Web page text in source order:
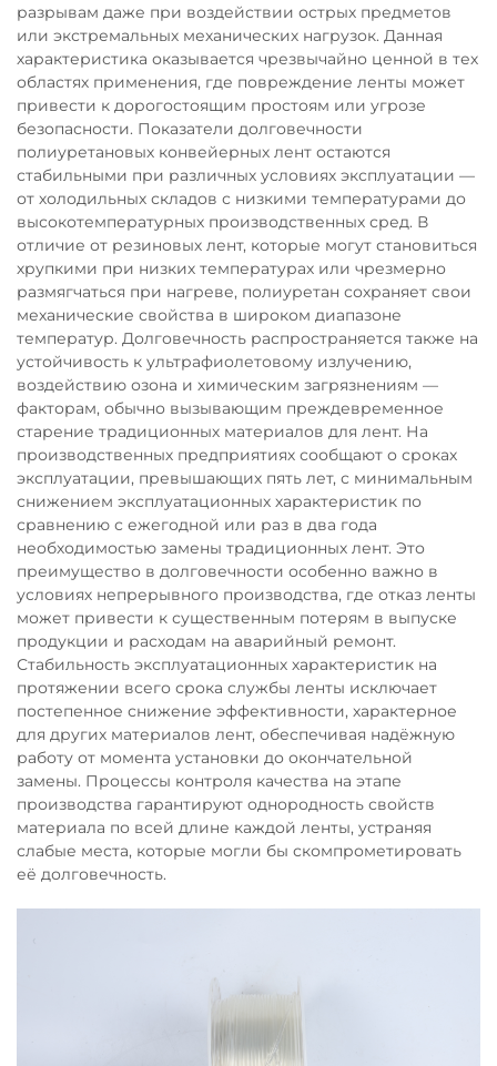
разрывам даже при воздействии острых предметов
или экстремальных механических нагрузок. Данная
характеристика оказывается чрезвычайно ценной в тех
областях применения, где повреждение ленты может
привести к дорогостоящим простоям или угрозе
безопасности. Показатели долговечности
полиуретановых конвейерных лент остаются
стабильными при различных условиях эксплуатации —
от холодильных складов с низкими температурами до
высокотемпературных производственных сред. В
отличие от резиновых лент, которые могут становиться
хрупкими при низких температурах или чрезмерно
размягчаться при нагреве, полиуретан сохраняет свои
механические свойства в широком диапазоне
температур. Долговечность распространяется также на
устойчивость к ультрафиолетовому излучению,
воздействию озона и химическим загрязнениям —
факторам, обычно вызывающим преждевременное
старение традиционных материалов для лент. На
производственных предприятиях сообщают о сроках
эксплуатации, превышающих пять лет, с минимальным
снижением эксплуатационных характеристик по
сравнению с ежегодной или раз в два года
необходимостью замены традиционных лент. Это
преимущество в долговечности особенно важно в
условиях непрерывного производства, где отказ ленты
может привести к существенным потерям в выпуске
продукции и расходам на аварийный ремонт.
Стабильность эксплуатационных характеристик на
протяжении всего срока службы ленты исключает
постепенное снижение эффективности, характерное
для других материалов лент, обеспечивая надёжную
работу от момента установки до окончательной
замены. Процессы контроля качества на этапе
производства гарантируют однородность свойств
материала по всей длине каждой ленты, устраняя
слабые места, которые могли бы скомпрометировать
её долговечность.